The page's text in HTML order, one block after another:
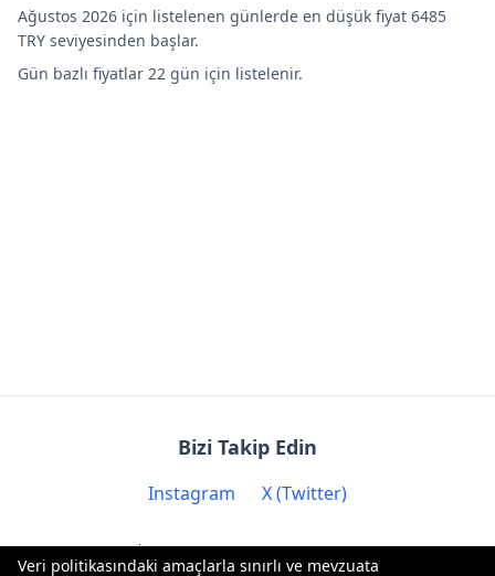
Veri politikasındaki amaçlarla sınırlı ve mevzuata
Ağustos 2026 için listelenen günlerde en düşük fiyat 6485
TRY seviyesinden başlar.
Gün bazlı fiyatlar 22 gün için listelenir.
Bizi Takip Edin
Instagram X (Twitter)
İletişim: contact@biryere.com